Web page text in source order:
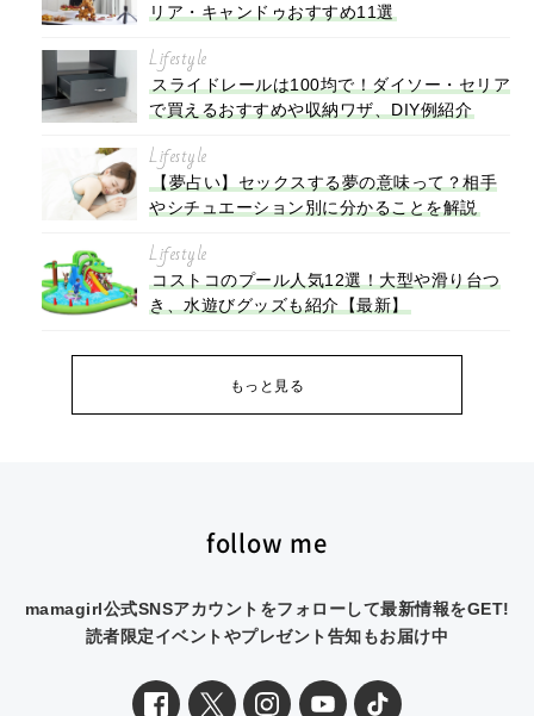
リア・キャンドゥおすすめ11選
Lifestyle
スライドレールは100均で！ダイソー・セリア
で買えるおすすめや収納ワザ、DIY例紹介
Lifestyle
【夢占い】セックスする夢の意味って？相手
やシチュエーション別に分かることを解説
Lifestyle
コストコのプール人気12選！大型や滑り台つ
き、水遊びグッズも紹介【最新】
もっと見る
follow me
mamagirl公式SNSアカウントをフォローして最新情報をGET!
読者限定イベントやプレゼント告知もお届け中